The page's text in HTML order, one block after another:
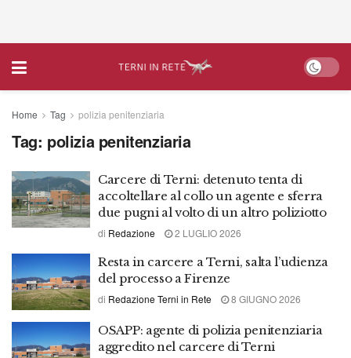
Home Tag polizia penitenziaria
Tag: polizia penitenziaria
Carcere di Terni: detenuto tenta di
accoltellare al collo un agente e sferra
due pugni al volto di un altro poliziotto
di Redazione 2 LUGLIO 2026
Resta in carcere a Terni, salta l’udienza
del processo a Firenze
di Redazione Terni in Rete 8 GIUGNO 2026
OSAPP: agente di polizia penitenziaria
aggredito nel carcere di Terni